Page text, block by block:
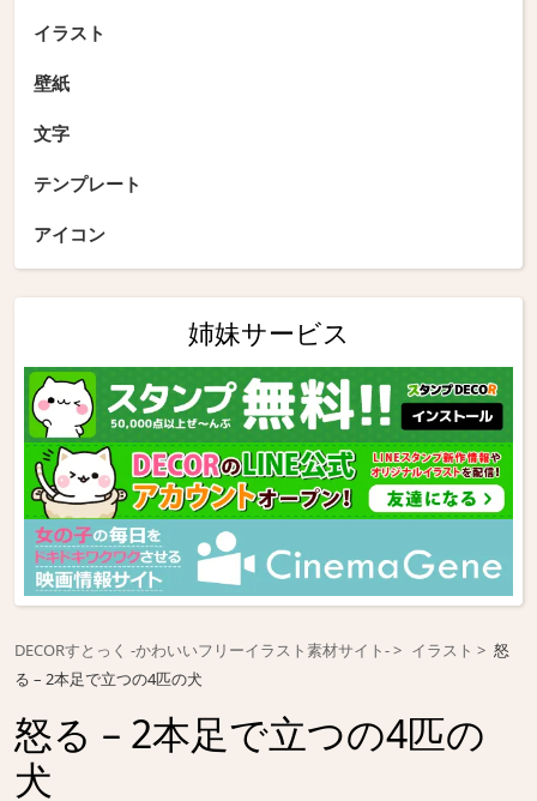
イラスト
壁紙
文字
テンプレート
アイコン
姉妹サービス
DECORすとっく -かわいいフリーイラスト素材サイト- イラスト
怒
る – 2本足で立つの4匹の犬
怒る – 2本足で立つの4匹の
犬